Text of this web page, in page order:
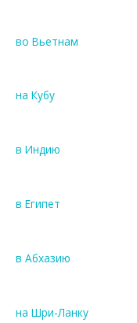
во Вьетнам
на Кубу
в Индию
в Египет
в Абхазию
на Шри-Ланку